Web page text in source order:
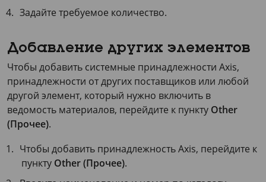
Задайте требуемое количество.
Добавление других элементов
Чтобы добавить системные принадлежности Axis,
принадлежности от других поставщиков или любой
другой элемент, который нужно включить в
ведомость материалов, перейдите к пункту Other
(Прочее).
Чтобы добавить принадлежность Axis, перейдите к
пункту Other (Прочее).